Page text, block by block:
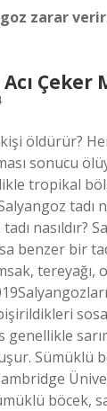
zarar
Çeker
öldürür?
sonucu
tropikal
tadı
nasıldır?
benzer bir
tereyağı,
genellikle
Sümüklü
böcek,